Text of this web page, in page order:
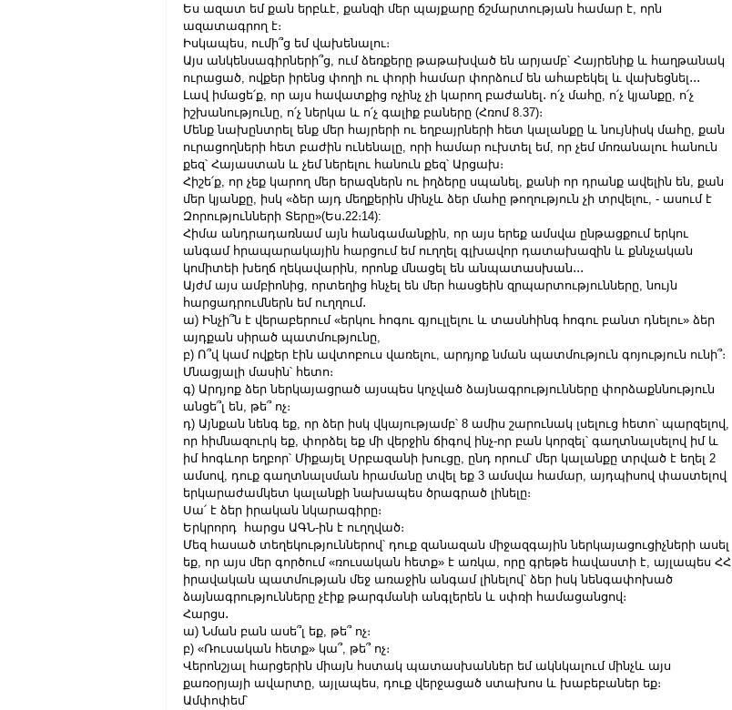
Ես ազատ եմ քան երբևէ, քանզի մեր պայքարը ճշմարտության համար է, որն
ազատագրող է։
Իսկապես, ումի՞ց եմ վախենալու։
Այս անկենսագիրների՞ց, ում ձեռքերը թաթախված են արյամբ՝ Հայրենիք և հաղթանակ
ուրացած, ովքեր իրենց փողի ու փորի համար փորձում են ահաբեկել և վախեցնել․․․
Լավ իմացե՛ք, որ այս հավատքից ոչինչ չի կարող բաժանել․ ո՛չ մահը, ո՛չ կյանքը, ո՛չ
իշխանությունը, ո՛չ ներկա և ո՛չ գալիք բաները (Հռոմ 8.37)։
Մենք նախընտրել ենք մեր հայրերի ու եղբայրների հետ կալանքը և նույնիսկ մահը, քան
ուրացողների հետ բաժին ունենալը, որի համար ուխտել եմ, որ չեմ մոռանալու հանուն
քեզ՝ Հայաստան և չեմ ներելու հանուն քեզ՝ Արցախ։
Հիշե՛ք, որ չեք կարող մեր երազներն ու իղձերը սպանել, քանի որ դրանք ավելին են, քան
մեր կյանքը, իսկ «ձեր այդ մեղքերին մինչև ձեր մահը թողություն չի տրվելու, - ասում է
Զորությունների Տերը»(Ես․22։14):
Հիմա անդրադառնամ այն հանգամանքին, որ այս երեք ամսվա ընթացքում երկու
անգամ հրապարակային հարցում եմ ուղղել գլխավոր դատախազին և քննչական
կոմիտեի խեղճ ղեկավարին, որոնք մնացել են անպատասխան․․․
Այժմ այս ամբիոնից, որտեղից հնչել են մեր հասցեին զրպարտությունները, նույն
հարցադրումներն եմ ուղղում․
ա) Ինչի՞ն է վերաբերում «երկու հոգու գյուլլելու և տասնհինգ հոգու բանտ դնելու» ձեր
այդքան սիրած պատմությունը,
բ) Ո՞վ կամ ովքեր էին ավտոբուս վառելու, արդյոք նման պատմություն գոյություն ունի՞։
Մնացյալի մասին՝ հետո։
գ) Արդյոք ձեր ներկայացրած այսպես կոչված ձայնագրությունները փորձաքննություն
անցե՞լ են, թե՞ ոչ։
դ) Այնքան նենգ եք, որ ձեր իսկ վկայությամբ՝ 8 ամիս շարունակ լսելուց հետո՝ պարզելով,
որ հիմնազուրկ եք, փորձել եք մի վերջին ճիգով ինչ-որ բան կորզել՝ գաղտնալսելով իմ և
իմ հոգևոր եղբոր՝ Միքայել Սրբազանի խուցը, ընդ որում՝ մեր կալանքը տրված է եղել 2
ամսով, դուք գաղտնալսման հրամանը տվել եք 3 ամսվա համար, այդպիսով փաստելով
երկարաժամկետ կալանքի նախապես ծրագրած լինելը։
Սա՛ է ձեր իրական նկարագիրը։
Երկրորդ  հարցս ԱԳՆ-ին է ուղղված։
Մեզ հասած տեղեկություններով՝ դուք զանազան միջազգային ներկայացուցիչների ասել
եք, որ այս մեր գործում «ռուսական հետք» է առկա, որը գրեթե հավաստի է, այլապես ՀՀ
իրավական պատմության մեջ առաջին անգամ լինելով՝ ձեր իսկ նենգափոխած
ձայնագրությունները չէիք թարգմանի անգլերեն և սփռի համացանցով։
Հարցս․
ա) Նման բան ասե՞լ եք, թե՞ ոչ։
բ) «Ռուսական հետք» կա՞, թե՞ ոչ։
Վերոնշյալ հարցերին միայն հստակ պատասխաններ եմ ակնկալում մինչև այս
քառօրյայի ավարտը, այլապես, դուք վերջացած ստախոս և խաբեբաներ եք։
Ամփոփեմ՝